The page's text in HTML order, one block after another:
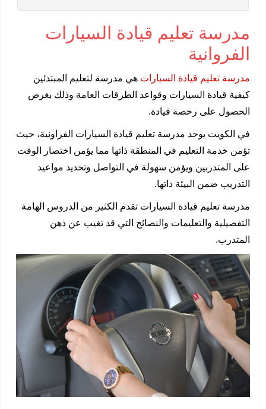
مدرسة تعليم قيادة السيارات
الفروانية
مدرسة تعليم قيادة السيارات هي مدرسة لتعليم المبتدئين
كيفية قيادة السيارات وقواعد الطرقات العامة وذلك بغرض
الحصول على رخصة قيادة.
في الكويت يوجد مدرسة تعليم قيادة السيارات الفراونية، حيث
تؤمن خدمة التعليم في المنطقة ذاتها مما يؤمن اختصار الوقت
على المتدربين ويؤمن سهولة في التواصل وتحديد مواعيد
التدريب ضمن البيئة ذاتها.
مدرسة تعليم قيادة السيارات تقدم الكثير من الدروس الهامة
التفصيلية والتعليمات والنصائح التي قد تغيب عن ذهن
المتدرب.